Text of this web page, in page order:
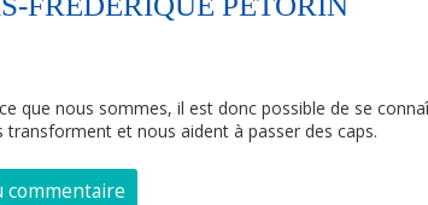
que nous sommes, il est donc possible de se
et nous aident à passer des caps.
commentaire